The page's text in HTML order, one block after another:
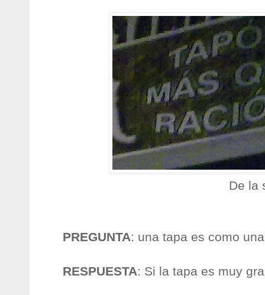
De la
PREGUNTA: una tapa es como
RESPUESTA: Si la tapa es muy